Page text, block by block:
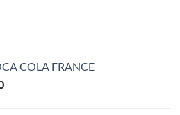
COLA FRANCE
Current